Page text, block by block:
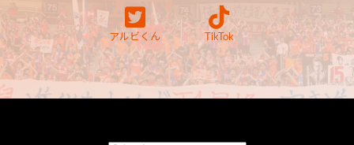
アルビくん TikTok